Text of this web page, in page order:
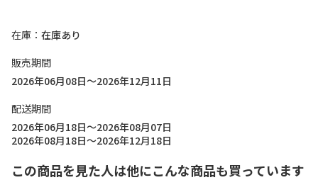
在庫
在庫あり
販売期間
2026年06月08日～2026年12月11日
配送期間
2026年06月18日～2026年08月07日
2026年08月18日～2026年12月18日
この商品を見た人は他にこんな商品も買っています